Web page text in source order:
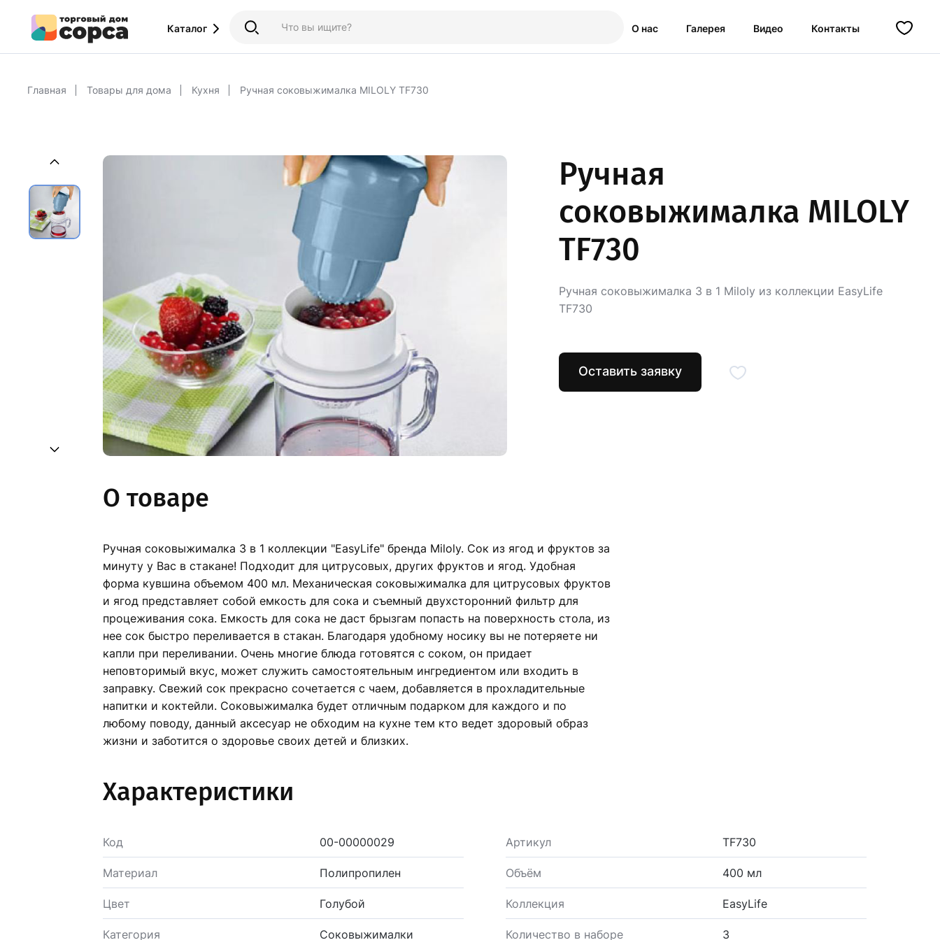
Каталог О нас Галерея Видео Контакты
Главная Товары для дома Кухня Ручная соковыжималка MILOLY TF730
Ручная
соковыжималка MILOLY
TF730
Ручная соковыжималка 3 в 1 Miloly из коллекции EasyLife
TF730
Оставить заявку
О товаре
Ручная соковыжималка 3 в 1 коллекции "EasyLife" бренда Miloly. Сок из ягод и фруктов за
минуту у Вас в стакане! Подходит для цитрусовых, других фруктов и ягод. Удобная
форма кувшина объемом 400 мл. Механическая соковыжималка для цитрусовых фруктов
и ягод представляет собой емкость для сока и съемный двухсторонний фильтр для
процеживания сока. Емкость для сока не даст брызгам попасть на поверхность стола, из
нее сок быстро переливается в стакан. Благодаря удобному носику вы не потеряете ни
капли при переливании. Очень многие блюда готовятся с соком, он придает
неповторимый вкус, может служить самостоятельным ингредиентом или входить в
заправку. Свежий сок прекрасно сочетается с чаем, добавляется в прохладительные
напитки и коктейли. Соковыжималка будет отличным подарком для каждого и по
любому поводу, данный аксесуар не обходим на кухне тем кто ведет здоровый образ
жизни и заботится о здоровье своих детей и близких.
Характеристики
Код 00-00000029
Материал Полипропилен
Цвет Голубой
Категория Соковыжималки
Артикул TF730
Объём 400 мл
Коллекция EasyLife
Количество в наборе 3